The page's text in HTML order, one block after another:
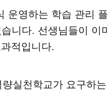
운영하는 학습 관리
니다. 선생님들이 이
적입니다.
실천학교가 요구하